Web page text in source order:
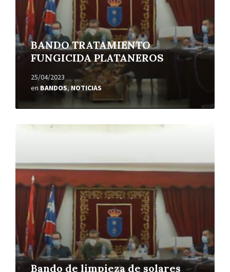
BANDO TRATAMIENTO
FUNGICIDA PLATANEROS
25/04/2023
en BANDOS, NOTICIAS
Bando de limpieza de solares